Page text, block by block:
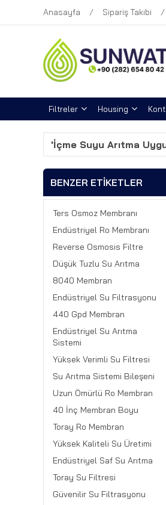
Anasayfa Sipariş Takibi
Filtreler Housing
'İçme Suyu Arıtma
BENZER ETIKETLER
Ters Osmoz Membranı
Endüstriyel Ro Membranı
Reverse Osmosis Filtre
Düşük Tuzlu Su Arıtma
8040 Membran
Endüstriyel Su Filtrasyonu
440 Gpd Membran
Endüstriyel Su Arıtma
Sistemi
Yüksek Verimli Su Filtresi
Su Arıtma Sistemi Bileşeni
Uzun Ömürlü Ro Membran
40 İnç Membran Boyu
Toray Ro Membran
Yüksek Kaliteli Su Üretimi
Endüstriyel Saf Su Arıtma
Toray Su Filtresi
Güvenilir Su Filtrasyonu